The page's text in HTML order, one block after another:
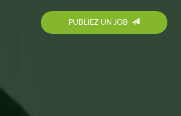
PUBLIEZ UN JOB